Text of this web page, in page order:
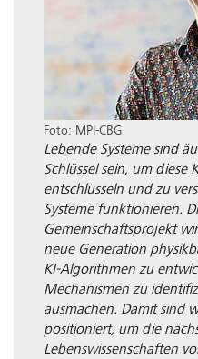
Foto: MPI-CBG
Lebende Systeme sind
Schlüssel sein, um diese
entschlüsseln und zu
Systeme funktionieren.
Gemeinschaftsprojekt
neue Generation
KI-Algorithmen zu
Mechanismen zu
ausmachen. Damit sind
positioniert, um die
Lebenswissenschaften